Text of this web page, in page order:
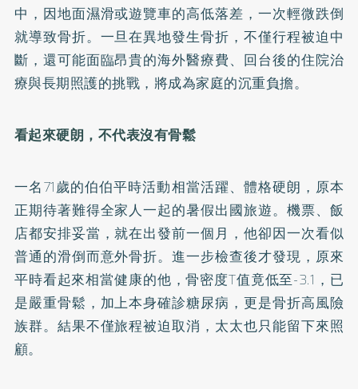
中，因地面濕滑或遊覽車的高低落差，一次輕微跌倒
就導致骨折。一旦在異地發生骨折，不僅行程被迫中
斷，還可能面臨昂貴的海外醫療費、回台後的住院治
療與長期照護的挑戰，將成為家庭的沉重負擔。
看起來硬朗，不代表沒有骨鬆
一名71歲的伯伯平時活動相當活躍、體格硬朗，原本
正期待著難得全家人一起的暑假出國旅遊。機票、飯
店都安排妥當，就在出發前一個月，他卻因一次看似
普通的滑倒而意外骨折。進一步檢查後才發現，原來
平時看起來相當健康的他，骨密度T值竟低至-3.1，已
是嚴重骨鬆，加上本身確診糖尿病，更是骨折高風險
族群。結果不僅旅程被迫取消，太太也只能留下來照
顧。